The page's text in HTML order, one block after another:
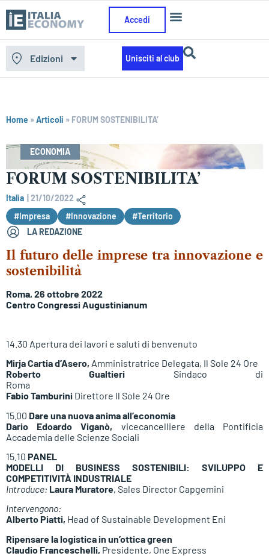
Accedi
Edizioni Unisciti al club
Home »Articoli » FORUM SOSTENIBILITA’
ECONOMIA
FORUM SOSTENIBILITA’
Italia
21/10/2022
#Impresa
#Innovazione
#Territorio
LA REDAZIONE
Il futuro delle imprese tra innovazione e
sostenibilità
Roma, 26 ottobre 2022
Centro Congressi Augustinianum
14.30 Apertura dei lavori e saluti di benvenuto
Mirja Cartia d’Asero, Amministratrice Delegata, Il Sole 24 Ore
Roberto Gualtieri Sindaco di
Roma
Fabio Tamburini Direttore Il Sole 24 Ore
15.00 Dare una nuova anima all’economia
Dario EdoardoViganò, vicecancelliere della Pontificia
Accademia delle Scienze Sociali
15.10 PANEL
MODELLI DI BUSINESS SOSTENIBILI: SVILUPPO E
COMPETITIVITÀ INDUSTRIALE
Introduce: Laura Muratore, Sales Director Capgemini
Intervengono:
Alberto Piatti, Head of Sustainable Development Eni
Ripensare la logistica in un’ottica green
Claudio Franceschelli, Presidente, One Express